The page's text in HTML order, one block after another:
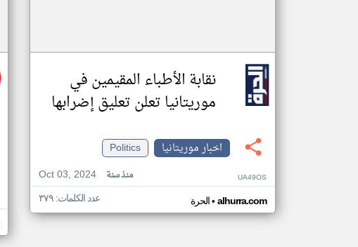
نقابة الأطباء المقيمين في
موريتانيا تعلن تعليق إضرابها
اخبار موريتانيا
Politics
Oct 03, 2024
منذ سنة UA49OS
الحرة• alhurra.com عدد الكلمات: ٣٧٩